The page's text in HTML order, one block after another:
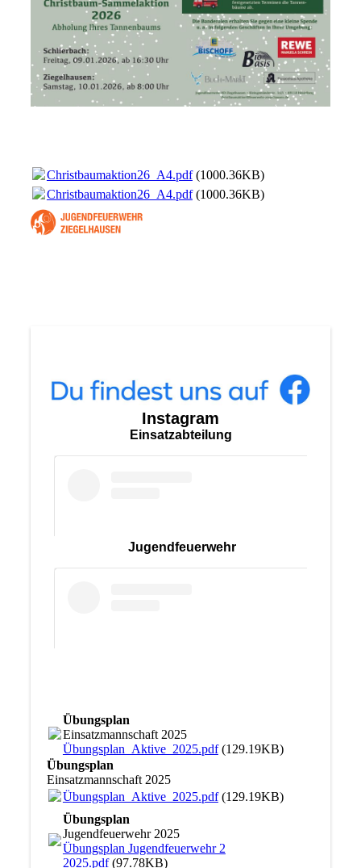
Christbaumaktion26_A4.pdf(1000.36KB)
Christbaumaktion26_A4.pdf(1000.36KB)
Instagram
Einsatzabteilung
Jugendfeuerwehr
Übungsplan
Einsatzmannschaft 2025
Übungsplan_Aktive_2025.pdf(129.19KB)
Übungsplan
Einsatzmannschaft 2025
Übungsplan_Aktive_2025.pdf(129.19KB)
Übungsplan
Jugendfeuerwehr 2025
Übungsplan Jugendfeuerwehr 2
2025.pdf(97.78KB)